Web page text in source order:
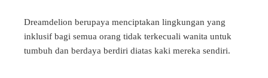
Dreamdelion berupaya menciptakan lingkungan yang
inklusif bagi semua orang tidak terkecuali wanita untuk
tumbuh dan berdaya berdiri diatas kaki mereka sendiri.